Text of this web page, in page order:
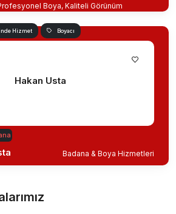
Boya, Kaliteli Görünüm
Hakan Usta
Hizmet Boyacı
Badana & Boya Hizmetleri